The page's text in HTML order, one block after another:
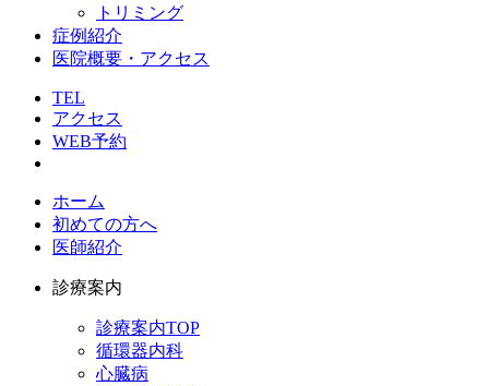
トリミング
症例紹介
医院概要・アクセス
TEL
アクセス
WEB予約
ホーム
初めての方へ
医師紹介
診療案内
診療案内TOP
循環器内科
心臓病